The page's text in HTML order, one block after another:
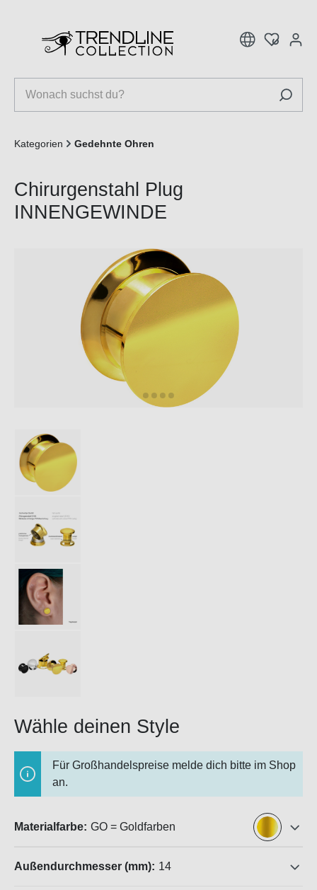
Kategorien Gedehnte Ohren
Chirurgenstahl Plug
INNENGEWINDE
Wähle deinen Style
Für Großhandelspreise melde dich bitte im Shop
an.
Materialfarbe: GO = Goldfarben
Außendurchmesser (mm): 14